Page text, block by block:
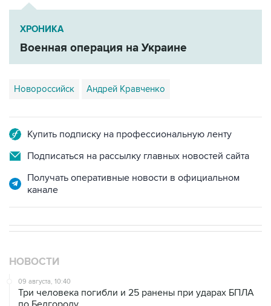
ХРОНИКА
Военная операция на Украине
Новороссийск Андрей Кравченко
Купить подписку на профессиональную ленту
Подписаться на рассылку главных новостей сайта
Получать оперативные новости в официальном
канале
НОВОСТИ
09 августа, 10:40
Три человека погибли и 25 ранены при ударах БПЛА